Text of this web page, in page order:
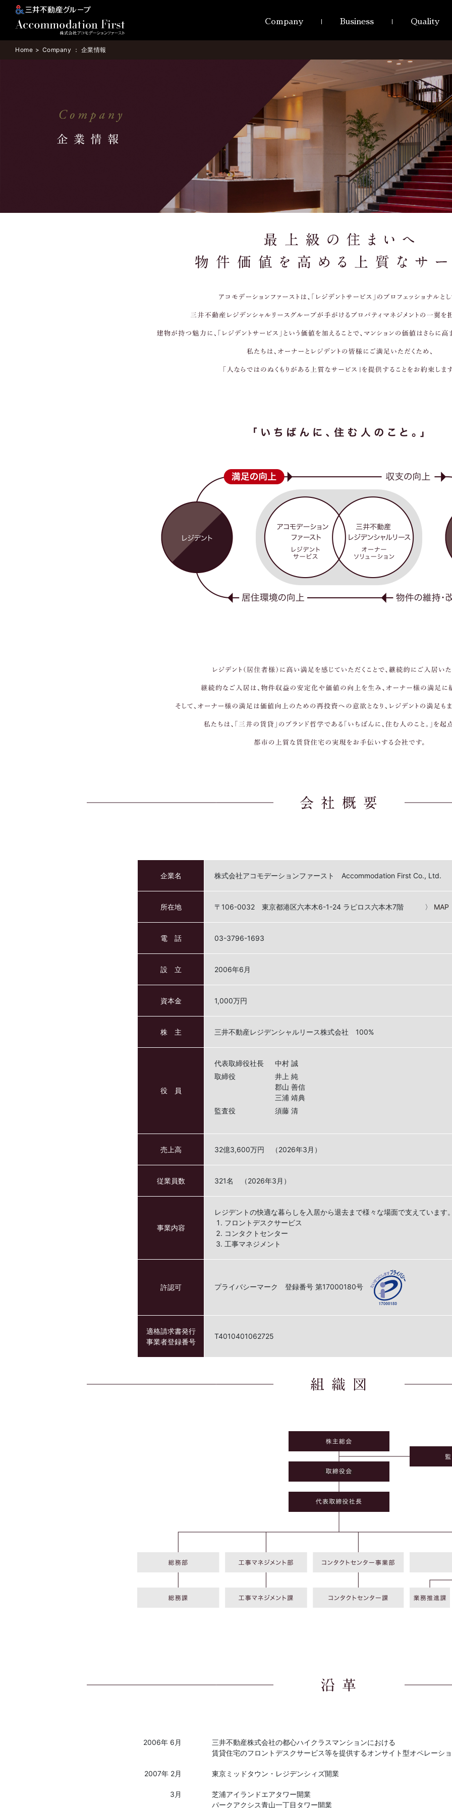
Company Business Quality
Home Company ： 企業情報
企業名 株式会社アコモデーションファースト Accommodation First Co., Ltd.
所在地 〒106-0032 東京都港区六本木6-1-24 ラピロス六本木7階 〉 MAP
電 話 03-3796-1693
設 立 2006年6月
資本金 1,000万円
株 主 三井不動産レジデンシャルリース株式会社 100%
役 員
代表取締役社長
中村 誠
取締役
井上 純
郡山 善信
三浦 靖典
監査役
須藤 清
売上高 32億3,600万円 （2026年3月）
従業員数 321名 （2026年3月）
事業内容
レジデントの快適な暮らしを入居から退去まで様々な場面で支えています
フロントデスクサービス
コンタクトセンター
工事マネジメント
許認可 プライバシーマーク 登録番号 第17000180号
適格請求書発行
事業者登録番号
T4010401062725
2006年 6月
三井不動産株式会社の都心ハイクラスマンションにおける
賃貸住宅のフロントデスクサービス等を提供するオンサイト型オペレーシ
2007年 2月 東京ミッドタウン・レジデンシィズ開業
3月
芝浦アイランドエアタワー開業
パークアクシス青山一丁目タワー開業